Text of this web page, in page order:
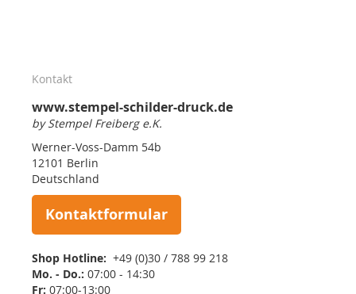
Kontakt
www.stempel-schilder-druck.de
by Stempel Freiberg e.K.
Werner-Voss-Damm 54b
12101 Berlin
Deutschland
Kontaktformular
Shop Hotline: +49 (0)30 / 788 99 218
Mo. - Do.: 07:00 - 14:30
Fr: 07:00-13:00